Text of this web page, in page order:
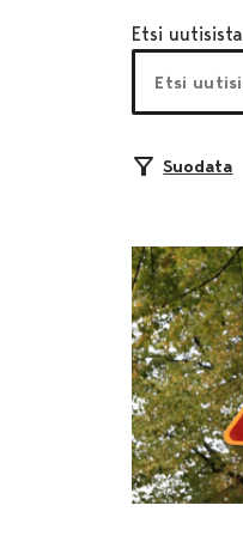
Etsi uutisista
Suodata